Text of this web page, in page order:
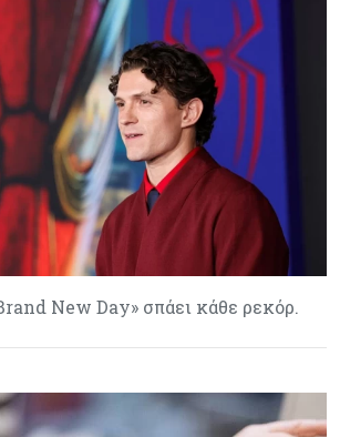
New Day» σπάει κάθε ρεκόρ.